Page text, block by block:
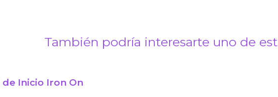
También podría interesarte uno de
de Inicio Iron On